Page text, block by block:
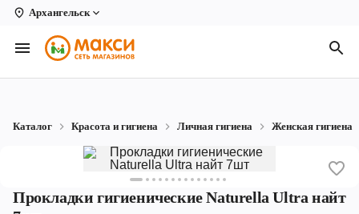
Архангельск
Вологда
Архангельск
Коряжма
Каталог Красота и гигиена Личная гигиена Женская гигиена
Прокладки гигиенические Naturella Ultra найт